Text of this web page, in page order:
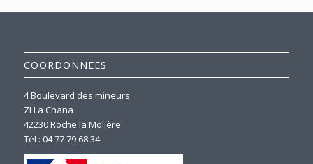
COORDONNEES
4 Boulevard des mineurs
ZI La Chana
42230 Roche la Molière
Tél : 04 77 79 68 34